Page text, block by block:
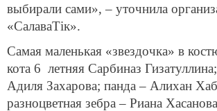
выбирали сами», – уточнила
«СалаваТік».
Самая маленькая «звездочка» в
кота 6 летняя Сарбиназ
Адиля Захарова; панда – Алихан
разноцветная зебра – Риана